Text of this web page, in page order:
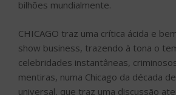
bilhões mundialmente.
CHICAGO traz uma crítica ácida e
show business, trazendo à tona o
celebridades instantâneas,
mentiras, numa Chicago da década
universal, que traz uma discussão